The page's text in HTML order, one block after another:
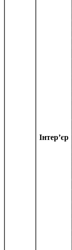
Інтер’єр